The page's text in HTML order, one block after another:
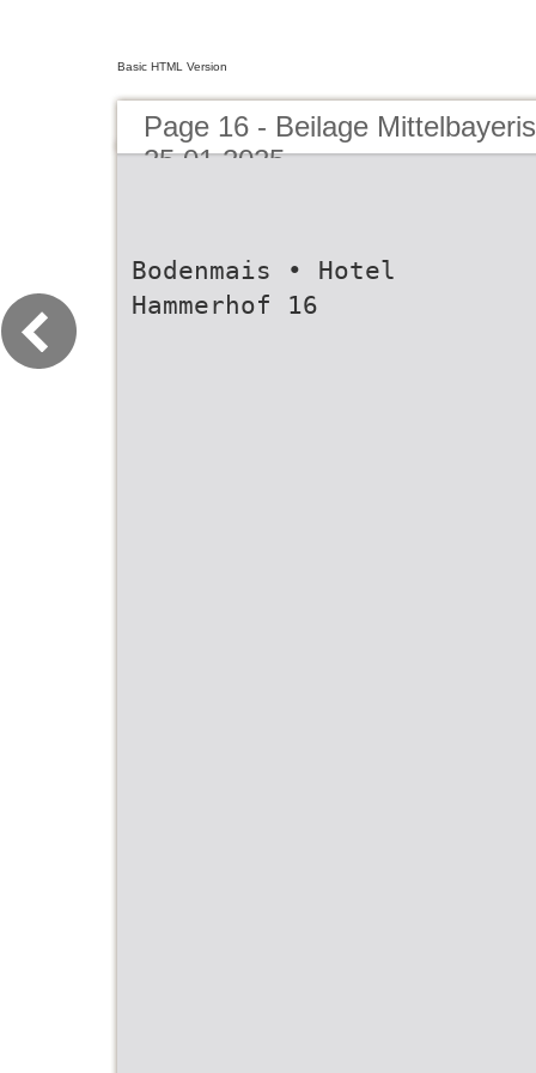
Basic HTML Version
Page 16 - Beilage
25.01.2025
Bodenmais • Hotel
Hammerhof 16